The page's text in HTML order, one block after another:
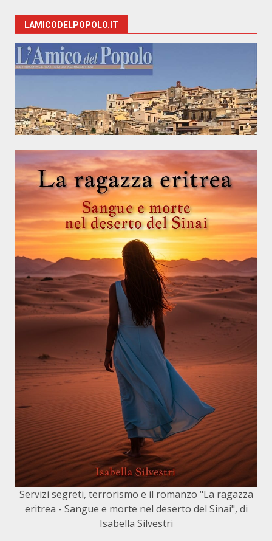
LAMICODELPOPOLO.IT
Servizi segreti, terrorismo e il romanzo "La ragazza
eritrea - Sangue e morte nel deserto del Sinai", di
Isabella Silvestri